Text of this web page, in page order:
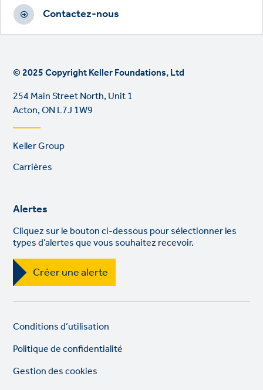
Contactez-nous
© 2025 Copyright Keller Foundations, Ltd
254 Main Street North, Unit 1
Acton, ON L7J 1W9
Footer
links
Keller Group
Carrières
Alertes
Cliquez sur le bouton ci-dessous pour sélectionner les
types d’alertes que vous souhaitez recevoir.
Créer une alerte
Legal
Conditions d’utilisation
Politique de confidentialité
Gestion des cookies